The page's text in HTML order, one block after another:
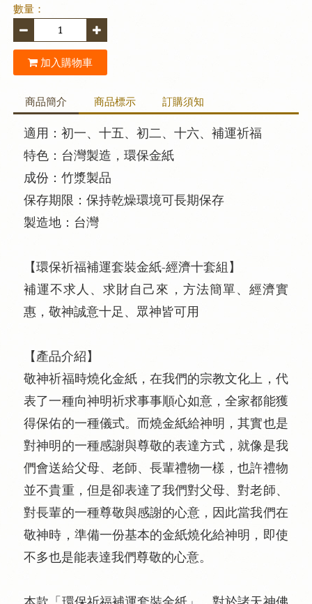
數量：
加入購物車
商品簡介 商品標示 訂購須知
適用：初一、十五、初二、十六、補運祈福
特色：台灣製造，環保金紙
成份：竹漿製品
保存期限：保持乾燥環境可長期保存
製造地：台灣
【環保祈福補運套裝金紙-經濟十套組】
補運不求人、求財自己來，方法簡單、經濟實
惠，敬神誠意十足、眾神皆可用
【產品介紹】
敬神祈福時燒化金紙，在我們的宗教文化上，代
表了一種向神明祈求事事順心如意，全家都能獲
得保佑的一種儀式。而燒金紙給神明，其實也是
對神明的一種感謝與尊敬的表達方式，就像是我
們會送給父母、老師、長輩禮物一樣，也許禮物
並不貴重，但是卻表達了我們對父母、對老師、
對長輩的一種尊敬與感謝的心意，因此當我們在
敬神時，準備一份基本的金紙燒化給神明，即使
不多也是能表達我們尊敬的心意。